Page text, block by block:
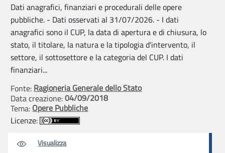
Dati anagrafici, finanziari e procedurali delle opere
pubbliche. - Dati osservati al 31/07/2026. - I dati
anagrafici sono il CUP, la data di apertura e di chiusura, lo
stato, il titolare, la natura e la tipologia d'intervento, il
settore, il sottosettore e la categoria del CUP. I dati
finanziari...
Fonte: Ragioneria Generale dello Stato
Data creazione:04/09/2018
Tema: Opere Pubbliche
Licenze:
Visualizza